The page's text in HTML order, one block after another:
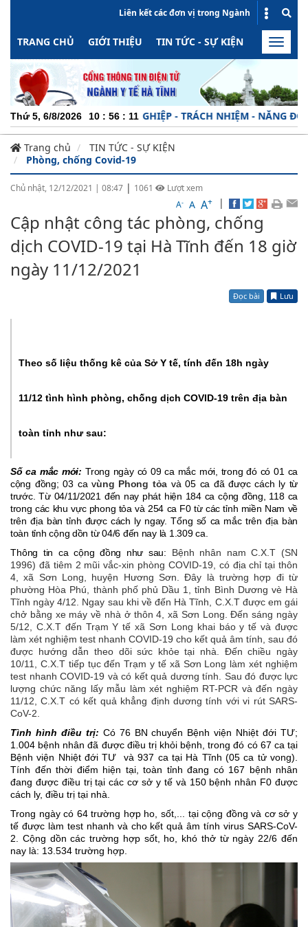
Liên kết các đơn vị trong Ngành
TRANG CHỦ GIỚI THIỆU TIN TỨC - SỰ KIỆN HOẠT
Toggle
Thứ 5, 6/8/2026 10 : 56 : 11
CHUYÊN NGHIỆP - TRÁCH NHIỆM - NĂNG ĐỘNG
Trang chủ
TIN TỨC - SỰ KIỆN
Phòng, chống Covid-19
Chủ nhật, 12/12/2021 | 08:47 | 1061
Lượt xem
A- A A+ |
Cập nhật công tác phòng, chống
dịch COVID-19 tại Hà Tĩnh đến 18 giờ
ngày 11/12/2021
Đọc bài Lưu
Theo số liệu thống kê của Sở Y tế, tính đến 18h ngày
11/12 tình hình phòng, chống dịch COVID-19 trên địa bàn
toàn tỉnh như sau:
Số ca mắc mới: Trong ngày có 09 ca mắc mới, trong đó có 01ca
cộng đồng; 03 ca vùng Phong tỏa và05 ca đã được cách ly từ
trước. Từ 04/11/2021 đến nay phát hiện 184ca cộng đồng, 118 ca
trong các khu vực phong tỏa và 254 ca F0 từ các tỉnh miền Nam về
trên địa bàn tỉnh được cách ly ngay. Tổng số ca mắc trên địa bàn
toàn tỉnh cộng dồn từ 04/6 đến nay là 1.309 ca.
Thông tin ca cộng đồng như sau:
Bệnh nhân nam C.X.T (SN
1996) đã tiêm 2 mũi vắc-xin phòng COVID-19, có địa chỉ tại thôn
4, xã Sơn Long, huyện Hương Sơn. Đây là trường hợp đi từ
phường Hòa Phú, thành phố phủ Dầu 1, tỉnh Bình Dương vè Hà
Tĩnh ngày 4/12. Ngay sau khi về đến Hà Tĩnh, C.X.T được em gái
chở bằng xe máy về nhà ở thôn 4, xã Sơn Long. Đến sáng ngày
5/12, C.X.T đến Trạm Y tế xã Sơn Long khai báo y tế và được
làm xét nghiệm test nhanh COVID-19 cho kết quả âm tính, sau đó
được hướng dẫn theo dõi sức khỏe tại nhà. Đến chiều ngày
10/11, C.X.T tiếp tục đến Trạm y tế xã Sơn Long làm xét nghiệm
test nhanh COVID-19 và có kết quả dương tính. Sau đó được lực
lượng chức năng lấy mẫu làm xét nghiệm RT-PCR và đến ngày
11/12, C.X.T có kết quả khẳng định dương tính với vi rút SARS-
CoV-2.
Tình hình điều trị: Có 76 BN chuyển Bệnh viện Nhiệt đới TƯ;
1.004 bệnh nhân đã được điều trị khỏi bệnh, trong đó có 67 ca tại
Bệnh viện Nhiệt đới TƯ và 937 ca tại Hà Tĩnh (05 ca tử vong).
Tính đến thời điểm hiện tại, toàn tỉnh đang có 167 bệnh nhân
đang được điều trị tại các cơ sở y tế và 150bệnh nhân F0 được
cách ly, điều trị tại nhà.
Trong ngày có 64 trường hợp ho, sốt,... tại cộng đồng và cơ sở y
tế được làm test nhanh và cho kết quả âm tính virus SARS-CoV-
2. Cộng dồn các trường hợp sốt, ho, khó thở từ ngày 22/6 đến
nay là: 13.534 trường hợp.